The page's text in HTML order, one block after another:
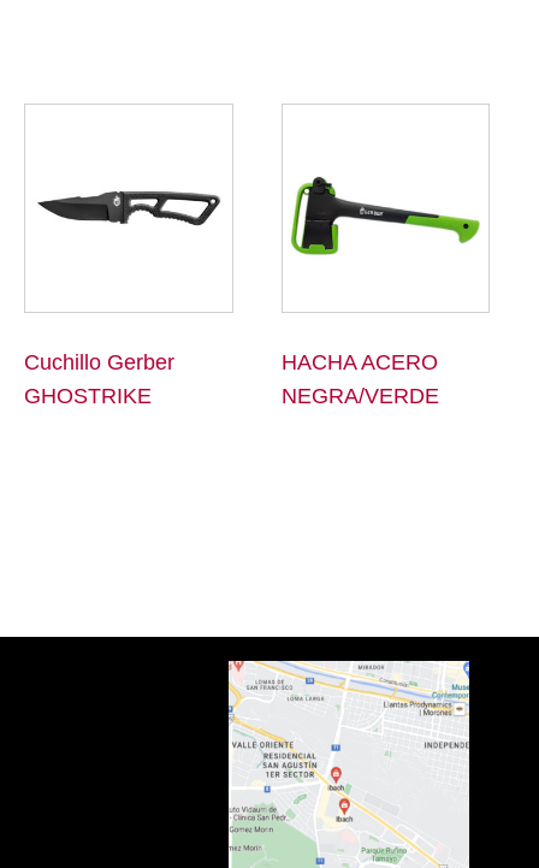
Cuchillo Gerber
GHOSTRIKE
HACHA ACERO
NEGRA/VERDE